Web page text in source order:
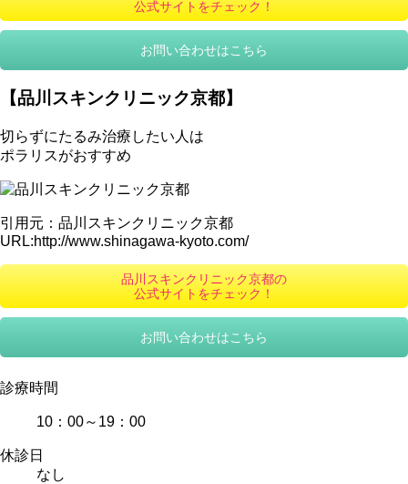
公式サイトをチェック！
お問い合わせはこちら
【品川スキンクリニック京都】
切らずにたるみ治療したい人は
ポラリスがおすすめ
引用元：品川スキンクリニック京都
URL:http://www.shinagawa-kyoto.com/
品川スキンクリニック京都の
公式サイトをチェック！
お問い合わせはこちら
診療時間
10：00～19：00
休診日
なし